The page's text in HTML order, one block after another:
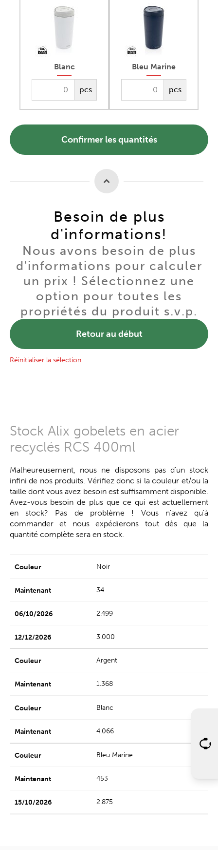
Blanc
pcs
Bleu Marine
pcs
Confirmer les quantités
Besoin de plus
d'informations!
Nous avons besoin de plus
d'informations pour calculer
un prix ! Sélectionnez une
option pour toutes les
propriétés du produit s.v.p.
Retour au début
Réinitialiser la sélection
Stock Alix gobelets en acier
recyclés RCS 400ml
Malheureusement, nous ne disposons pas d'un stock
infini de nos produits. Vérifiez donc si la couleur et/ou la
taille dont vous avez besoin est suffisamment disponible.
Avez-vous besoin de plus que ce qui est actuellement
en stock? Pas de problème ! Vous n'avez qu'à
commander et nous expédierons tout dès que la
quantité complète sera en stock.
Noir
34
2.499
3.000
Argent
1.368
Blanc
4.066
Bleu Marine
453
2.875